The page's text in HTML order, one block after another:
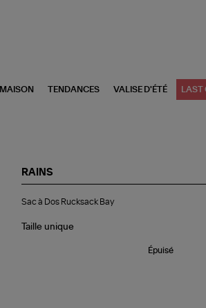
MAISON TENDANCES VALISE D'ÉTÉ
RAINS
à
Rucksack
Sac à Dos Rucksack Bay
Taille unique
Épuisé